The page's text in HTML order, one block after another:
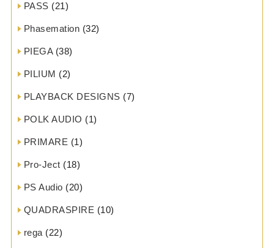
PASS (21)
Phasemation (32)
PIEGA(38)
PILIUM (2)
PLAYBACK DESIGNS (7)
POLK AUDIO (1)
PRIMARE (1)
Pro-Ject (18)
PS Audio (20)
QUADRASPIRE (10)
rega(22)